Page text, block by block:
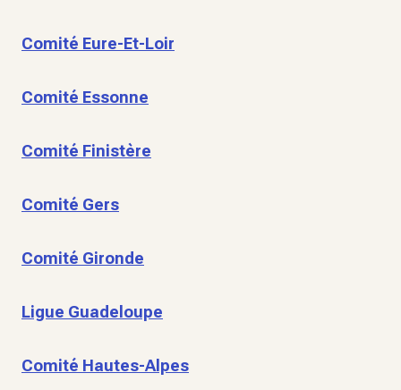
Comité Eure-Et-Loir
Comité Essonne
Comité Finistère
Comité Gers
Comité Gironde
Ligue Guadeloupe
Comité Hautes-Alpes